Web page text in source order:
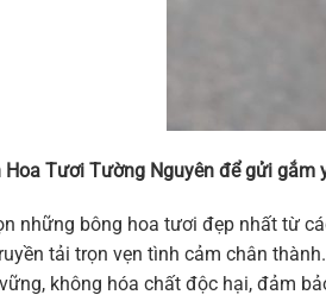
Hoa Tươi Tường Nguyên để gửi gắm
những bông hoa tươi đẹp nhất từ
tải trọn vẹn tình cảm chân
không hóa chất độc hại, đảm